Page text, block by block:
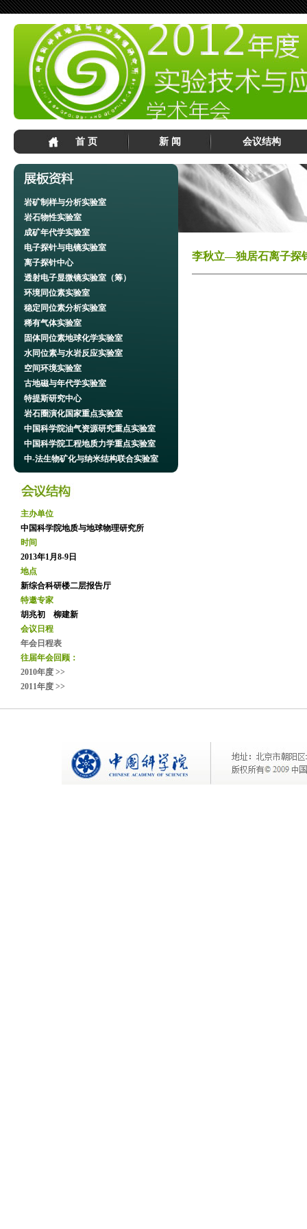
首 页 新 闻 会议结构
岩矿制样与分析实验室
岩石物性实验室
成矿年代学实验室
电子探针与电镜实验室
离子探针中心
透射电子显微镜实验室（筹）
环境同位素实验室
稳定同位素分析实验室
稀有气体实验室
固体同位素地球化学实验室
水同位素与水岩反应实验室
空间环境实验室
古地磁与年代学实验室
特提斯研究中心
岩石圈演化国家重点实验室
中国科学院油气资源研究重点实验室
中国科学院工程地质力学重点实验室
中-法生物矿化与纳米结构联合实验室
主办单位
中国科学院地质与地球物理研究所
时间
2013年1月8-9日
地点
新综合科研楼二层报告厅
特邀专家
胡兆初 柳建新
会议日程
年会日程表
往届年会回顾：
2010年度 >>
2011年度 >>
李秋立—独居石离子探